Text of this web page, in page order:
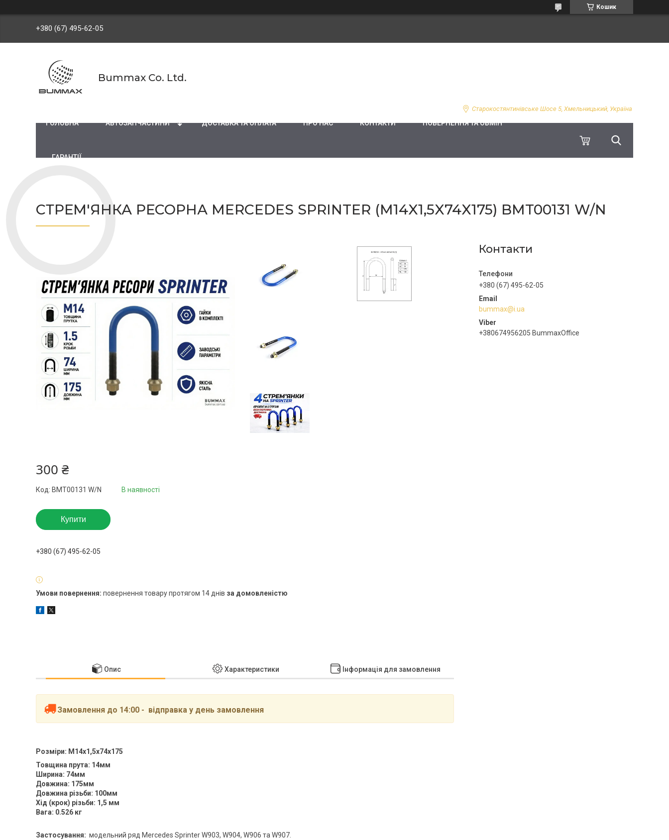
Кошик
+380 (67) 495-62-05
Bummax Co. Ltd.
Старокостянтинівське Шосе 5, Хмельницький, Україна
ГОЛОВНА АВТОЗАПЧАСТИНИ ДОСТАВКА ТА ОПЛАТА ПРО НАС КОНТАКТИ ПОВЕРНЕННЯ ТА ОБМІН
ГАРАНТІЇ
СТРЕМ'ЯНКА РЕСОРНА MERCEDES SPRINTER (M14X1,5X74X175) BMT00131 W/N
Контакти
+380 (67) 495-62-05
bummax@i.ua
+380674956205 BummaxOffice
300 ₴
В наявності
Код: BMT00131 W/N
Купити
+380 (67) 495-62-05
повернення товару протягом 14 днів за домовленістю
Опис Характеристики Інформація для замовлення
Замовлення до 14:00 - відправка у день замовлення
Розміри: M14x1,5x74x175
Товщина прута: 14мм
Ширина: 74мм
Довжина: 175мм
Довжина різьби: 100мм
Хід (крок) різьби: 1,5 мм
Вага: 0.526 кг
Застосування: модельний ряд Mercedes Sprinter W903, W904, W906 та W907.